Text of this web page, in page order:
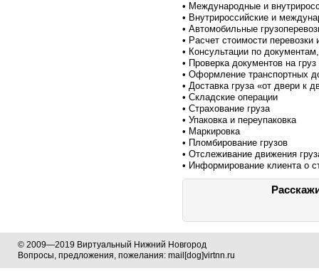
• Международные и
• Внутрироссийские и
• Автомобильные
• Расчет стоимости перевозки
• Консультации по
• Проверка документов на груз
• Оформление транспортных
• Доставка груза «от двери к
• Складские операции
• Страхование груза
• Упаковка и переупаковка
• Маркировка
• Пломбирование грузов
• Отслеживание движения
• Информирование клиента о
© 2009—2019 Виртуальный Нижний Новгород
Вопросы, предложения, пожелания: mail[dog]virtnn.ru